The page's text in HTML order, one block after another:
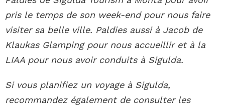
pris le temps de son week-end pour nous faire
visiter sa belle ville. Paldies aussi à Jacob de
Klaukas Glamping pour nous accueilliret à la
LIAA pour nous avoir conduits à Sigulda.
Si vous planifiez un voyage à Sigulda,
recommandez également de consulter les